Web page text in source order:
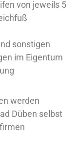
von jeweils 5
sonstigen
im Eigentum
werden
Düben selbst